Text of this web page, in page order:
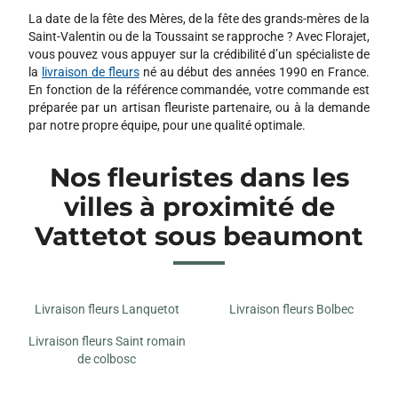
La date de la fête des Mères, de la fête des grands-mères de la
Saint-Valentin ou de la Toussaint se rapproche ? Avec Florajet,
vous pouvez vous appuyer sur la crédibilité d’un spécialiste de
la livraison de fleursné au début des années 1990 en France.
En fonction de la référence commandée, votre commande est
préparée par un artisan fleuriste partenaire, ou à la demande
par notre propre équipe, pour une qualité optimale.
Nos fleuristes dans les
villes à proximité de
Vattetot sous beaumont
Livraison fleurs Lanquetot Livraison fleurs Bolbec
Livraison fleurs Saint romain
de colbosc